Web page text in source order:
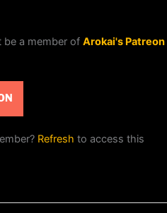
a member of Arokai's Patreon
Refresh to access this